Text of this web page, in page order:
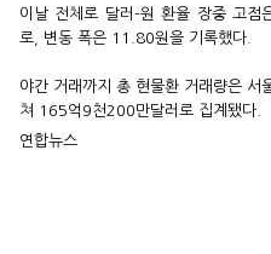
이날 전체로 달러-원 환율 장중 고
로, 변동 폭은 11.80원을 기록했다.
야간 거래까지 총 현물환 거래량은 서
쳐 165억9천200만달러로 집계됐다.
연합뉴스